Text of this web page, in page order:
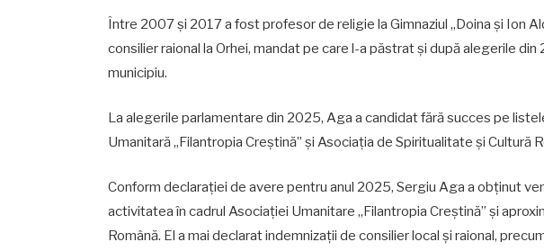
Între 2007 și 2017 a fost profesor de religie la Gimnaziul „Doina și Ion
consilier raional la Orhei, mandat pe care l-a păstrat și după alegerile
municipiu.
La alegerile parlamentare din 2025, Aga a candidat fără succes pe
Umanitară „Filantropia Creștină” și Asociația de Spiritualitate și Cultură
Conform declarației de avere pentru anul 2025, Sergiu Aga a obținut
activitatea în cadrul Asociației Umanitare „Filantropia Creștină” și
Română. El a mai declarat indemnizații de consilier local și raional,